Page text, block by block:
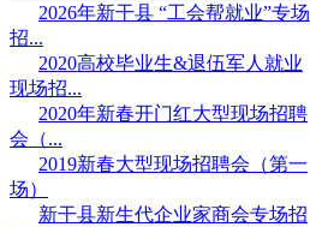
2026年新干县 “工会帮就业”专场
招...
2020高校毕业生&退伍军人就业
现场招...
2020年新春开门红大型现场招聘
会（...
2019新春大型现场招聘会（第一
场）
新干县新生代企业家商会专场招